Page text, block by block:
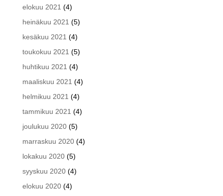
elokuu 2021 (4)
heinäkuu 2021 (5)
kesäkuu 2021 (4)
toukokuu 2021 (5)
huhtikuu 2021 (4)
maaliskuu 2021 (4)
helmikuu 2021 (4)
tammikuu 2021 (4)
joulukuu 2020(5)
marraskuu 2020(4)
lokakuu 2020(5)
syyskuu 2020(4)
elokuu 2020(4)